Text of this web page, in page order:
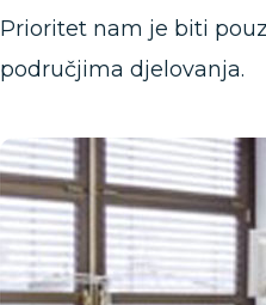
Prioritet nam je biti
područjima djelovanja.